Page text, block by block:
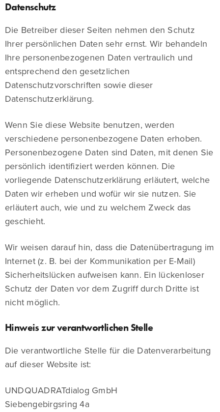
Datenschutz
Die Betreiber dieser Seiten nehmen den Schutz
Ihrer persönlichen Daten sehr ernst. Wir behandeln
Ihre personenbezogenen Daten vertraulich und
entsprechend den gesetzlichen
Datenschutzvorschriften sowie dieser
Datenschutzerklärung.
Wenn Sie diese Website benutzen, werden
verschiedene personenbezogene Daten erhoben.
Personenbezogene Daten sind Daten, mit denen Sie
persönlich identifiziert werden können. Die
vorliegende Datenschutzerklärung erläutert, welche
Daten wir erheben und wofür wir sie nutzen. Sie
erläutert auch, wie und zu welchem Zweck das
geschieht.
Wir weisen darauf hin, dass die Datenübertragung im
Internet (z. B. bei der Kommunikation per E-Mail)
Sicherheitslücken aufweisen kann. Ein lückenloser
Schutz der Daten vor dem Zugriff durch Dritte ist
nicht möglich.
Hinweis zur verantwortlichen Stelle
Die verantwortliche Stelle für die Datenverarbeitung
auf dieser Website ist:
UNDQUADRATdialog GmbH
Siebengebirgsring 4a